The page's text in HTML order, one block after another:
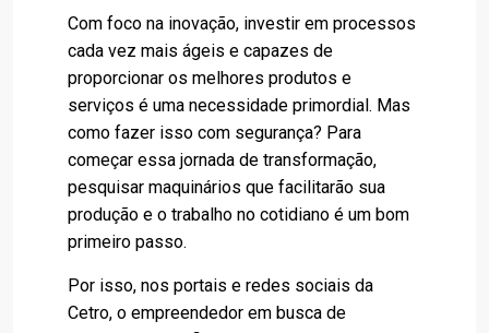
Com foco na inovação, investir em processos
cada vez mais ágeis e capazes de
proporcionar os melhores produtos e
serviços é uma necessidade primordial. Mas
como fazer isso com segurança? Para
começar essa jornada de transformação,
pesquisar maquinários que facilitarão sua
produção e o trabalho no cotidiano é um bom
primeiro passo.
Por isso, nos portais e redes sociais da
Cetro, o empreendedor em busca de